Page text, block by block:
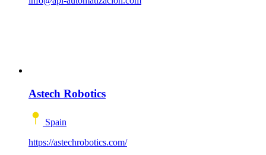
Astech Robotics
Spain
https://astechrobotics.com/